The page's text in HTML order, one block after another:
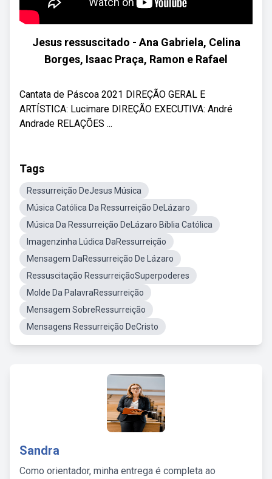
Jesus ressuscitado - Ana Gabriela, Celina
Borges, Isaac Praça, Ramon e Rafael
Cantata de Páscoa 2021 DIREÇÃO GERAL E
ARTÍSTICA: Lucimare DIREÇÃO EXECUTIVA: André
Andrade RELAÇÕES ...
Tags
Ressurreição DeJesus Música
Música Católica Da Ressurreição DeLázaro
Música Da Ressurreição DeLázaro Bíblia Católica
Imagenzinha Lúdica DaRessurreição
Mensagem DaRessurreição De Lázaro
Ressuscitação RessurreiçãoSuperpoderes
Molde Da PalavraRessurreição
Mensagem SobreRessurreição
Mensagens Ressurreição DeCristo
Sandra
Como orientador, minha entrega é completa ao